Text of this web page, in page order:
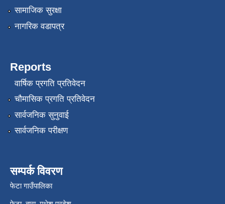
सामाजिक सुरक्षा
नागरिक वडापत्र
Reports
वार्षिक प्रगति प्रतिवेदन
चौमासिक प्रगति प्रतिवेदन
सार्वजनिक सुनुवाई
सार्वजनिक परीक्षण
सम्पर्क विवरण
फेटा गाउँपालिका